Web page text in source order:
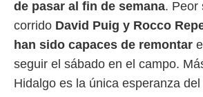
de pasar al fin de semana. Peor
corrido David Puig y Rocco
han sido capaces de remontar
seguir el sábado en el campo.
Hidalgo es la única esperanza